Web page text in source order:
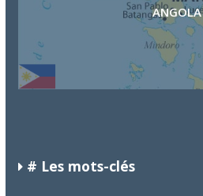
ANGOLA
# Les mots-clés